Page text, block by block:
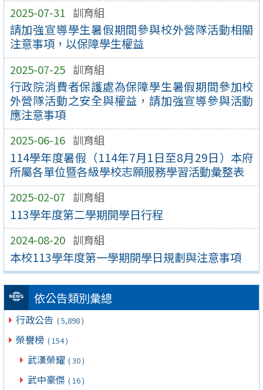
2025-07-31 訓育組
請加強宣導學生暑假期間參與校外營隊活動相關
注意事項，以保障學生權益
2025-07-25 訓育組
行政院消費者保護處為保障學生暑假期間參加校
外營隊活動之安全與權益，請加強宣導參與活動
應注意事項
2025-06-16 訓育組
114學年度暑假（114年7月1日至8月29日）本府
所屬各單位暨各級學校志願服務學習活動彙整表
2025-02-07 訓育組
113學年度第二學期開學日行程
2024-08-20 訓育組
本校113學年度第一學期開學日規劃與注意事項
依公告類別彙總
行政公告 ( 5,898 )
榮譽榜 ( 154 )
武漢榮耀 ( 30 )
武中豪傑 ( 16 )